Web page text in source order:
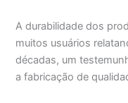
A durabilidade dos
muitos usuários
décadas, um
a fabricação de